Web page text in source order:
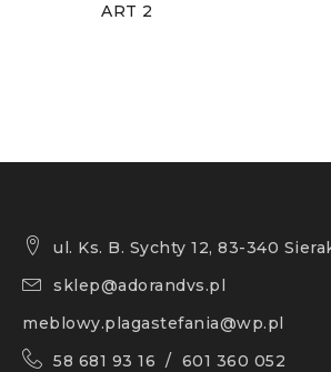
ART 2
ul. Ks. B. Sychty 12, 83-340
sklep@adorandvs.pl
meblowy.plagastefania@wp.pl
58 681 93 16 / 601 360 052